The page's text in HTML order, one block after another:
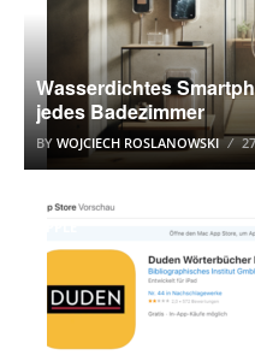
Wasserdichtes
jedes Badezimmer
BY WOJCIECH ROSLANOWSKI